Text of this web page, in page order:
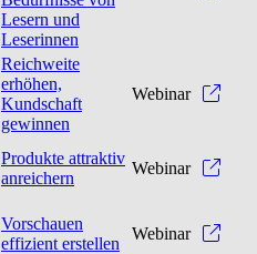
Lesern und
Leserinnen
Reichweite
erhöhen,
Kundschaft
gewinnen
Webinar
Produkte attraktiv
anreichern
Webinar
Vorschauen
effizient erstellen
Webinar